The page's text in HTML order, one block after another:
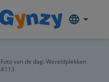
Foto van de dag: Wereldplekken
#113